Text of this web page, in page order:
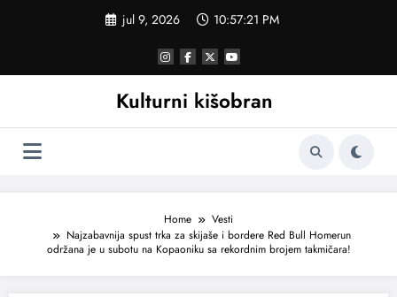
jul 9, 2026 10:57:21 PM
Kulturni kišobran
Home
Vesti
Najzabavnija spust trka za skijaše i bordere Red Bull Homerun
održana je u subotu na Kopaoniku sa rekordnim brojem takmičara!